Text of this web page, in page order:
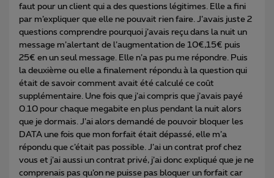
faut pour un client qui a des questions légitimes. Elle a fini
par m’expliquer que elle ne pouvait rien faire. J’avais juste 2
questions comprendre pourquoi j’avais reçu dans la nuit un
message m’alertant de l’augmentation de 10€,15€ puis
25€ en un seul message. Elle n’a pas pu me répondre. Puis
la deuxième ou elle a finalement répondu à la question qui
était de savoir comment avait été calculé ce coût
supplémentaire. Une fois que j’ai compris que j’avais payé
0.10 pour chaque megabite en plus pendant la nuit alors
que je dormais. J’ai alors demandé de pouvoir bloquer les
DATA une fois que mon forfait était dépassé, elle m’a
répondu que c’était pas possible. J’ai un contrat prof chez
vous et j’ai aussi un contrat privé, j’ai donc expliqué que je ne
comprenais pas qu’on ne puisse pas bloquer un forfait car